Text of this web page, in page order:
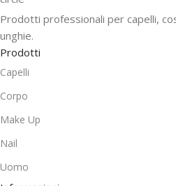
Prodotti professionali per capelli,
unghie.
Prodotti
Capelli
Corpo
Make Up
Nail
Uomo